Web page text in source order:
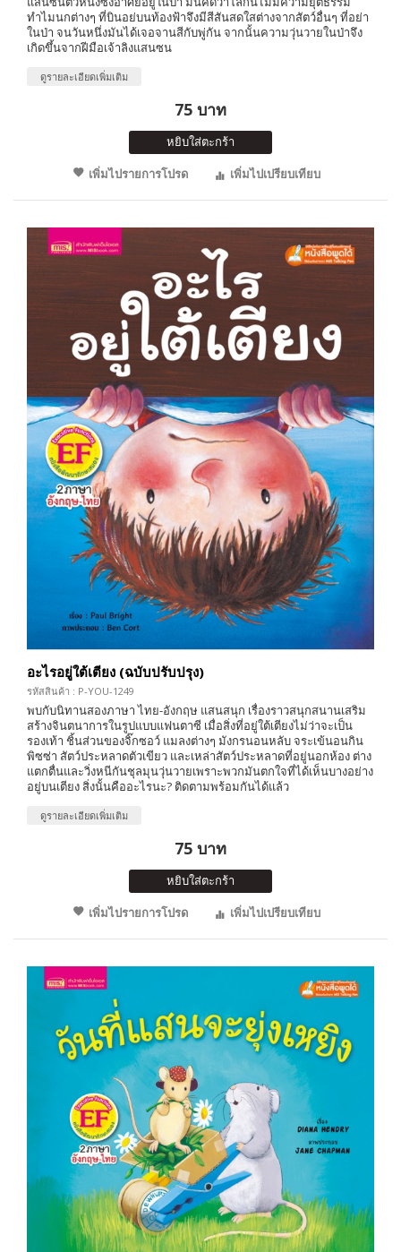
ทำไมนกต่างๆ ที่บินอย่บนท้องฟ้าจึงมีสีสันสดใสต่างจากสัตว์อื่นๆ ที่อย่า
ในป่า จนวันหนึ่งมันได้เจอจานสีกับพู่กัน จากนั้นความวุ่นวายในป่าจึง
เกิดขึ้นจากฝีมือเจ้าลิงแสนซน
ดูรายละเอียดเพิ่มเติม
75 บาท
หยิบใส่ตะกร้า
เพิ่มไปรายการโปรด
เพิ่มไปเปรียบเทียบ
อะไรอยู่ใต้เตียง (ฉบับปรับปรุง)
รหัสสินค้า : P-YOU-1249
พบกับนิทานสองภาษา ไทย-อังกฤษ แสนสนุก เรื่องราวสนุกสนานเสริม
สร้างจินตนาการในรูปแบบแฟนตาซี เมื่อสิ่งที่อยู่ใต้เตียงไม่ว่าจะเป็น
รองเท้า ชิ้นส่วนของจิ๊กซอว์ แมลงต่างๆ มังกรนอนหลับ จระเข้นอนกิน
พิซซ่า สัตว์ประหลาดตัวเขียว และเหล่าสัตว์ประหลาดที่อยู่นอกห้อง ต่าง
แตกตื่นและวิ่งหนีกันชุลมุนวุ่นวายเพราะพวกมันตกใจที่ได้เห็นบางอย่าง
อยู่บนเตียง สิ่งนั้นคืออะไรนะ? ติดตามพร้อมกันได้แล้ว
ดูรายละเอียดเพิ่มเติม
75 บาท
หยิบใส่ตะกร้า
เพิ่มไปรายการโปรด
เพิ่มไปเปรียบเทียบ